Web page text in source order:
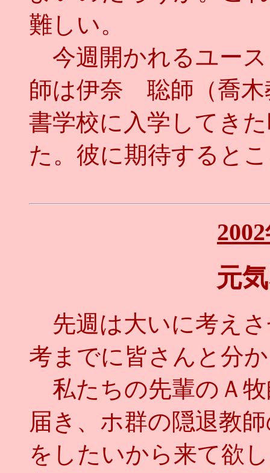
難しい。
今週開かれるユー
師は伊奈 聡師（喬木
書学校に入学してき
た。彼に期待すると
元
先週は大いに考え
考までに皆さんと分
私たちの先輩のＡ
届き、ホ群の隠退教
をしたいから来て欲